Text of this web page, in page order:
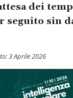
dei
seguito sin
3 Aprile 2026